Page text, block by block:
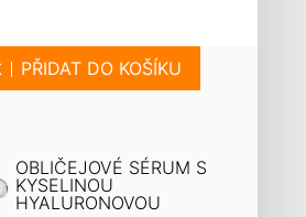
PŘIDAT DO KOŠÍKU
OBLIČEJOVÉ SÉRUM S
KYSELINOU
HYALURONOVOU